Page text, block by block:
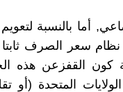
أما بالنسبة
سعر الصرف
كون القفزعن هذه
المتحدة (أو